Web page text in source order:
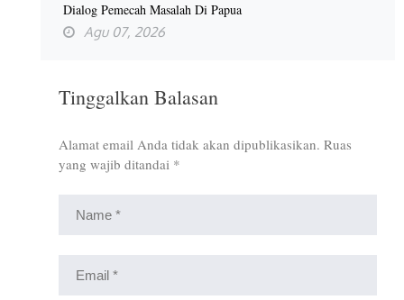
Dialog Pemecah Masalah Di Papua
Agu 07, 2026
Tinggalkan Balasan
Alamat email Anda tidak akan dipublikasikan. Ruas
yang wajib ditandai *